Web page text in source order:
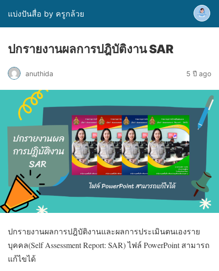
แบ่งปันสื่อ by ครูกล้วย
ปกรายงานผลการปฎิบัติงาน SAR
anuthida 5 ปี ago
ปกรายงานผลการปฎิบัติงานและผลการประเมินตนเองราย
บุคคล(Self Assessment Report: SAR) ไฟล์ PowerPoint สามารถ
แก้ไขได้